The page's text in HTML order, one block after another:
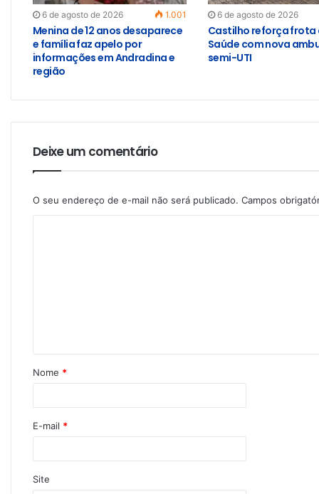
6 de agosto de 2026 1.001
Menina de 12 anos desaparece
e família faz apelo por
informações em Andradina e
região
6 de agosto de 2026
Castilho reforça frota
Saúde com nova
semi-UTI
Deixe um comentário
O seu endereço de e-mail não será publicado. Campos
Nome *
E-mail *
Site